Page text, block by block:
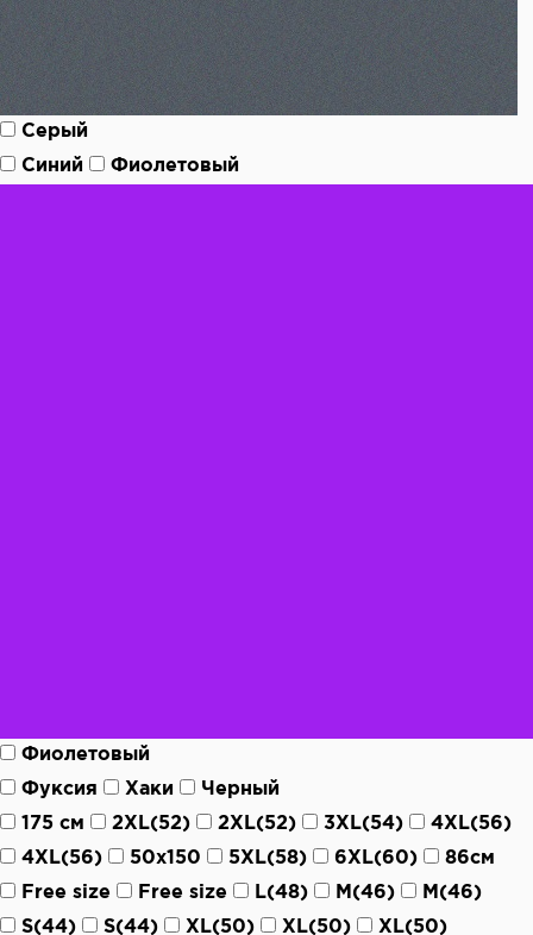
Серый
Синий
Фиолетовый
Фиолетовый
Фуксия
Хаки
Черный
175 см
2XL(52) 2XL(52) 3XL(54)
4XL(56)
4XL(56)
50х150 5XL(58) 6XL(60)
86см
Free size
Free size L(48) M(46)
M(46)
S(44)
S(44) XL(50) XL(50) XL(50)